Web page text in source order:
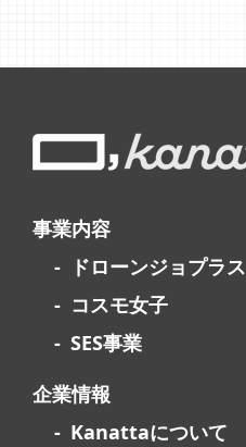
事業内容
ドローンジョプラス
コスモ女子
SES事業
企業情報
Kanattaについて